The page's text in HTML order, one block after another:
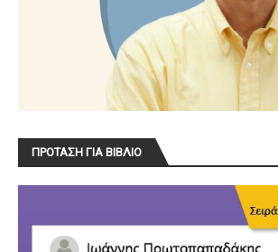
ΠΡΟΤΑΣΗ ΓΙΑ ΒΙΒΛΙΟ